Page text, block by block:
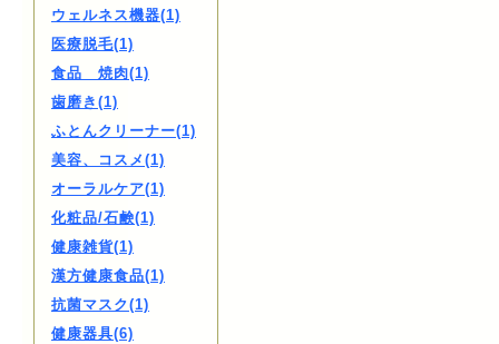
ウェルネス機器(1)
医療脱毛(1)
食品 焼肉(1)
歯磨き(1)
ふとんクリーナー(1)
美容、コスメ(1)
オーラルケア(1)
化粧品/石鹸(1)
健康雑貨(1)
漢方健康食品(1)
抗菌マスク(1)
健康器具(6)